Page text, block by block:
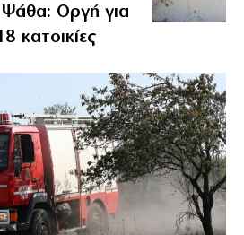
Οργή για
κατοικίες